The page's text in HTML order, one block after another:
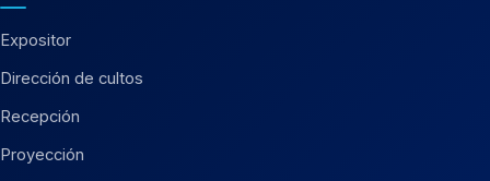
Expositor
Dirección de cultos
Recepción
Proyección